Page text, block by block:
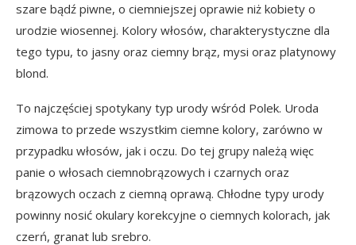
szare bądź piwne, o ciemniejszej oprawie niż kobiety o
urodzie wiosennej. Kolory włosów, charakterystyczne dla
tego typu, to jasny oraz ciemny brąz, mysi oraz platynowy
blond.
To najczęściej spotykany typ urody wśród Polek. Uroda
zimowa to przede wszystkim ciemne kolory, zarówno w
przypadku włosów, jak i oczu. Do tej grupy należą więc
panie o włosach ciemnobrązowych i czarnych oraz
brązowych oczach z ciemną oprawą. Chłodne typy urody
powinny nosić okulary korekcyjne o ciemnych kolorach, jak
czerń, granat lub srebro.